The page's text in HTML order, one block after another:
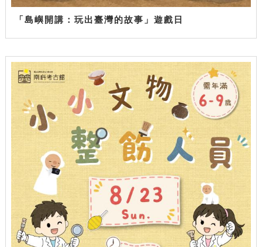
「島嶼開講：玩出臺灣的故事」遊戲日